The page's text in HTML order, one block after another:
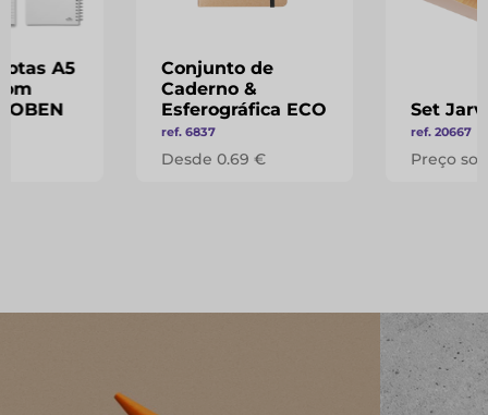
A5
Conjunto de
Caderno &
Esferográfica ECO
ref. 6837
Desde 0.69 €
Set
ref. 20667
Preço